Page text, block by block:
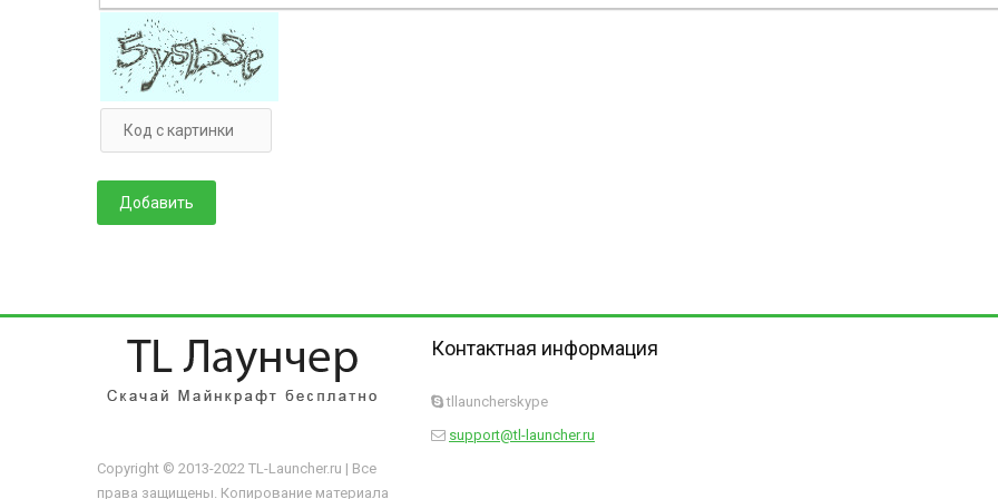
Copyright © 2013-2022 TL-Launcher.ru | Все
права защищены. Копирование материала
Контактная информация
tllauncherskype
support@tl-launcher.ru